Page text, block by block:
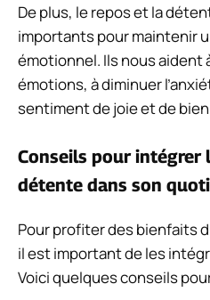
De plus, le repos et la
importants pour maintenir
émotionnel. Ils nous aident
émotions, à diminuer
sentiment de joie et de
Conseils pour intégrer
détente dans son
Pour profiter des bienfaits
il est important de les
Voici quelques conseils